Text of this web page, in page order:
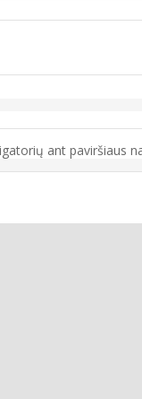
ant paviršiaus